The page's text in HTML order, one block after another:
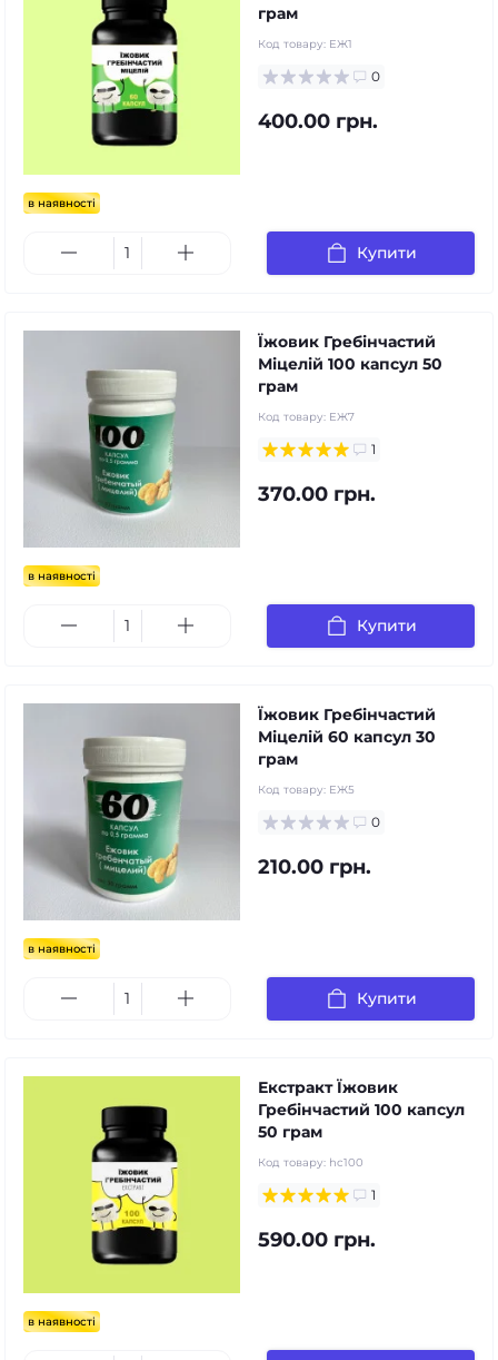
в наявності
грам
Код товару: ЕЖ1
0
400.00 грн.
Купити
в наявності
Їжовик Гребінчастий
Міцелій 100 капсул 50
грам
Код товару: ЕЖ7
1
370.00 грн.
Купити
в наявності
Їжовик Гребінчастий
Міцелій 60 капсул 30
грам
Код товару: ЕЖ5
0
210.00 грн.
Купити
в наявності
Екстракт Їжовик
Гребінчастий 100 капсул
50 грам
Код товару: hc100
1
590.00 грн.